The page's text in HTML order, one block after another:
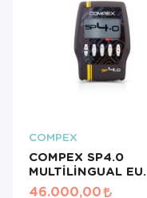
COMPEX
COMPEX SP4.0
MULTİLİNGUAL EU
PLUG TENS CİHAZI
46.000,00